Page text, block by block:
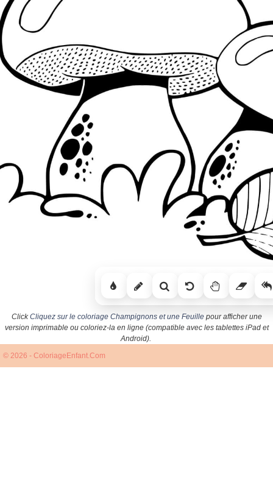
ClickCliquez sur le coloriage Champignons et une Feuillepour afficher une
version imprimable ou coloriez-la en ligne (compatible avec les tablettes iPad et
Android).
© 2026 - ColoriageEnfant.Com